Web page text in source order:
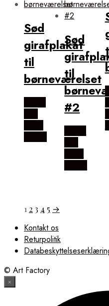
Sød
girafplakat
til
børneværelset
Sød
til
#2
1 2 3 4 5 →
Kontakt os
Returpolitik
© Art Factory
×